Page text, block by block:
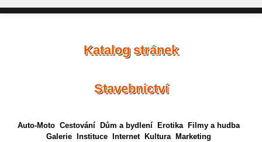
Katalog stránek
Stavebnictví
Auto-Moto Cestování Dům a bydlení Erotika
Filmy a hudba
Galerie
Instituce Internet Kultura
Marketing